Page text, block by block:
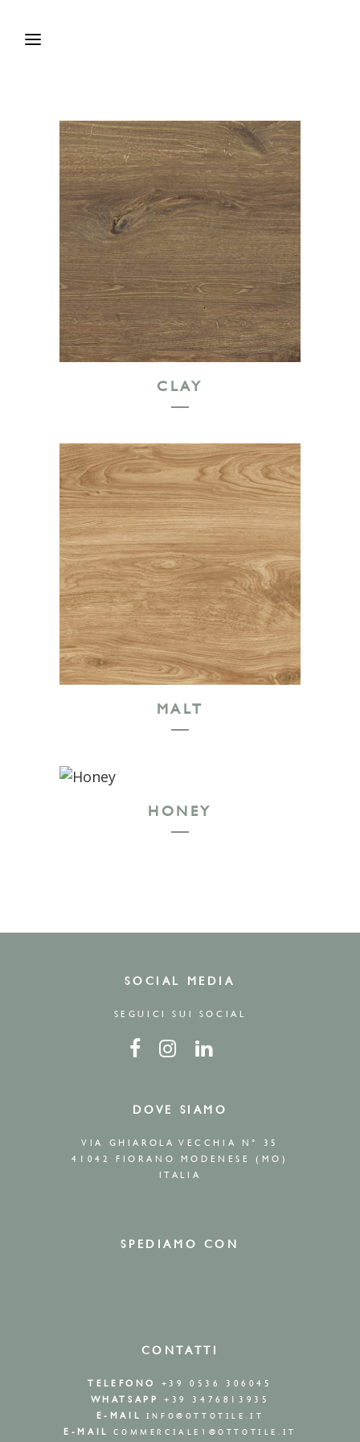
CLAY
MALT
HONEY
SOCIAL MEDIA
SEGUICI SUI SOCIAL
DOVE SIAMO
VIA GHIAROLA VECCHIA N° 35
41042 FIORANO MODENESE (MO)
ITALIA
SPEDIAMO CON
CONTATTI
TELEFONO
+39 0536 306045
WHATSAPP
+39 3476813935
E-MAIL
INFO@OTTOTILE.IT
E-MAIL
COMMERCIALE1@OTTOTILE.IT